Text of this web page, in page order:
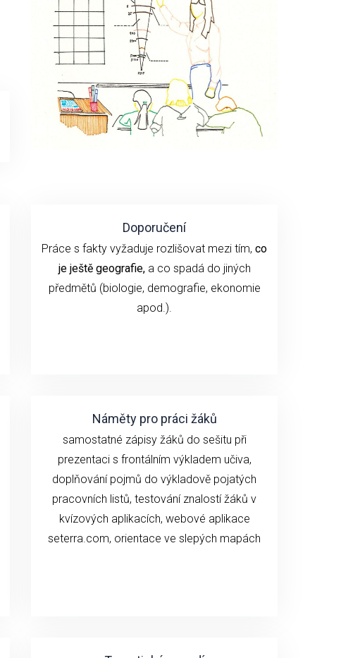
Doporučení
Práce s fakty vyžaduje rozlišovat mezi tím, co
je ještě geografie,a co spadá do jiných
předmětů (biologie, demografie, ekonomie
apod.).
Náměty pro práci žáků
samostatné zápisy žáků do sešitu při
prezentaci s frontálním výkladem učiva,
doplňování pojmů do výkladově pojatých
pracovních listů, testování znalostí žáků v
kvízových aplikacích, webové aplikace
seterra.com, orientace ve slepých mapách